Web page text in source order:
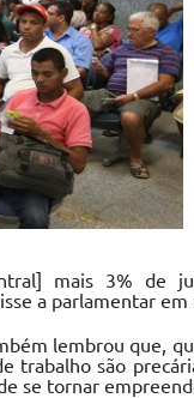
mais 3% de
a parlamentar
lembrou que,
trabalho são
se tornar